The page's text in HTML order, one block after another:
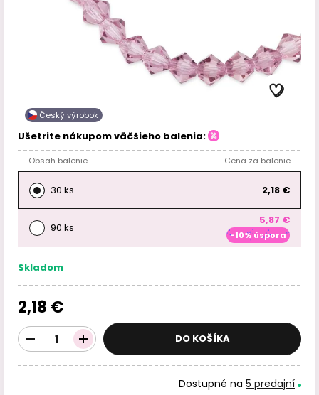
Český výrobok
Ušetrite nákupom väčšieho balenia:
Obsah balenie Cena za balenie
30 ks 2,18 €
90 ks
5,87 €
-10% úspora
Skladom
2,18 €
DO KOŠÍKA
Dostupné na 5 predajní